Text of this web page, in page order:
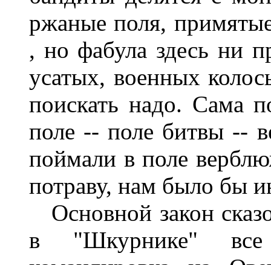
ржаные поля,
, но фабула здесь ни
усатых, военных
поискать надо. Сама
поле -- поле битвы --
поймали в поле
потраву, нам было бы
Основной закон
в "Шкурнике" все